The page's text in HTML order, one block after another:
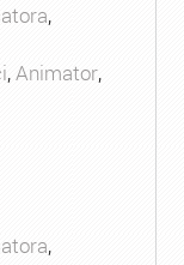
,
,Animator,
,